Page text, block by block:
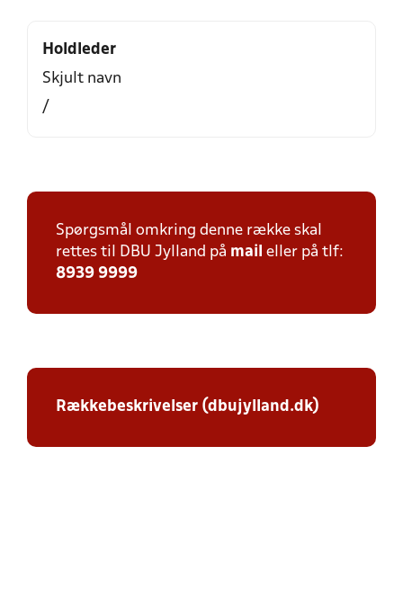
Holdleder
Skjult navn
/
Spørgsmål omkring denne række skal
rettes til DBU Jylland på mail eller på tlf:
8939 9999
Rækkebeskrivelser (dbujylland.dk)